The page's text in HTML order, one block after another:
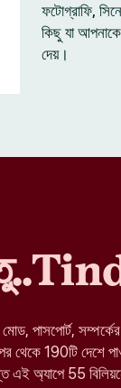
ফটোগ্রাফি,
কিছু যা
দেয়।
পাসপোর্ট,
190টি দেশে
এই অ্যাপে 55